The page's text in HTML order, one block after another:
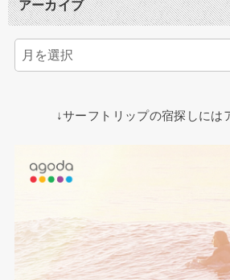
アーカイブ
↓サーフトリップの宿探しには